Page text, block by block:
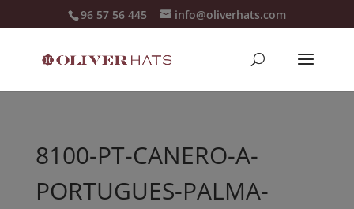
96 57 56 445 info@oliverhats.com
8100-PT-CANERO-A-
PORTUGUES-PALMA-